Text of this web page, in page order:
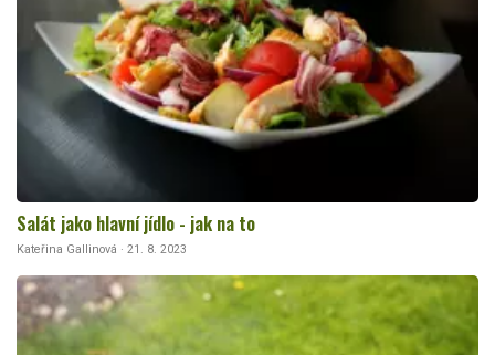
Salát jako hlavní jídlo - jak na to
Kateřina Gallinová · 21. 8. 2023